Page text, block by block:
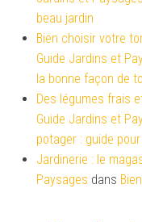
beau jardin
Bien choisir votre
Guide Jardins et
la bonne façon de
Des légumes frais
Guide Jardins et
potager : guide
Jardinerie : le
Paysages dans